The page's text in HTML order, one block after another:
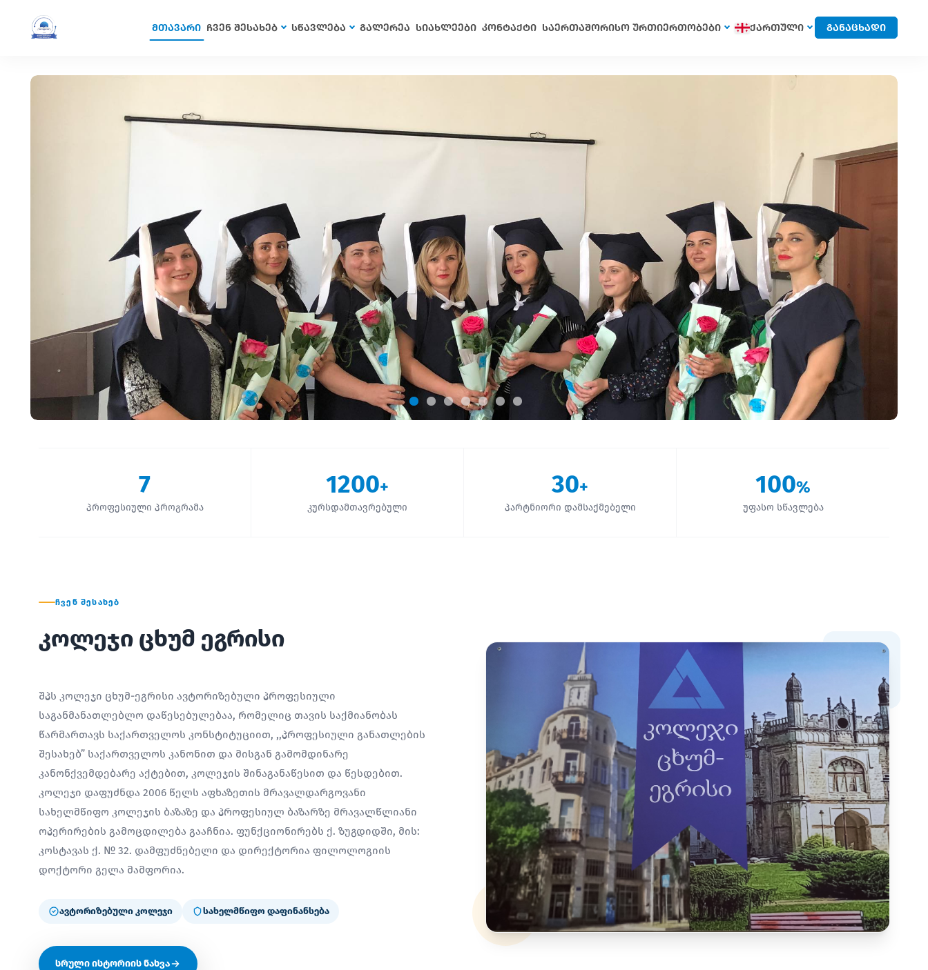
მთავარი ჩვენ შესახებ სწავლება გალერეა სიახლეები კონტაქტი საერთაშორისო ურთიერთობები ქართული განაცხადი
7
პროფესიული პროგრამა
1200+
კურსდამთავრებული
30+
პარტნიორი დამსაქმებელი
100%
უფასო სწავლება
ᲩᲕᲔᲜ ᲨᲔᲡᲐᲮᲔᲑ
კოლეჯი ცხუმ ეგრისი
შპს კოლეჯი ცხუმ-ეგრისი ავტორიზებული პროფესიული
საგანმანათლებლო დაწესებულებაა, რომელიც თავის საქმიანობას
წარმართავს საქართველოს კონსტიტუციით, ,,პროფესიული განათლების
შესახებ” საქართველოს კანონით და მისგან გამომდინარე
კანონქვემდებარე აქტებით, კოლეჯის შინაგანაწესით და წესდებით.
კოლეჯი დაფუძნდა 2006 წელს აფხაზეთის მრავალდარგოვანი
სახელმწიფო კოლეჯის ბაზაზე და პროფესიულ ბაზარზე მრავალწლიანი
ოპერირების გამოცდილება გააჩნია. ფუნქციონირებს ქ. ზუგდიდში, მის:
კოსტავას ქ. № 32. დამფუძნებელი და დირექტორია ფილოლოგიის
დოქტორი გელა მამფორია.
ავტორიზებული კოლეჯი სახელმწიფო დაფინანსება
სრული ისტორიის ნახვა